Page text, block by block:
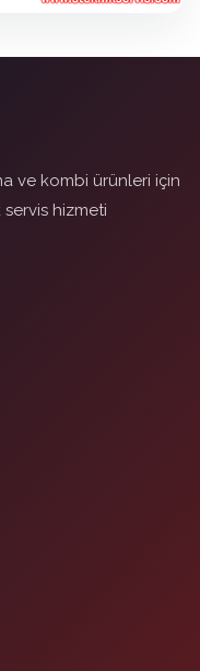
ve kombi ürünleri için
hizmeti